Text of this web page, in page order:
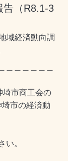
告（R8.1-3
域経済動向調
埼市商工会の
埼市の経済動
い。